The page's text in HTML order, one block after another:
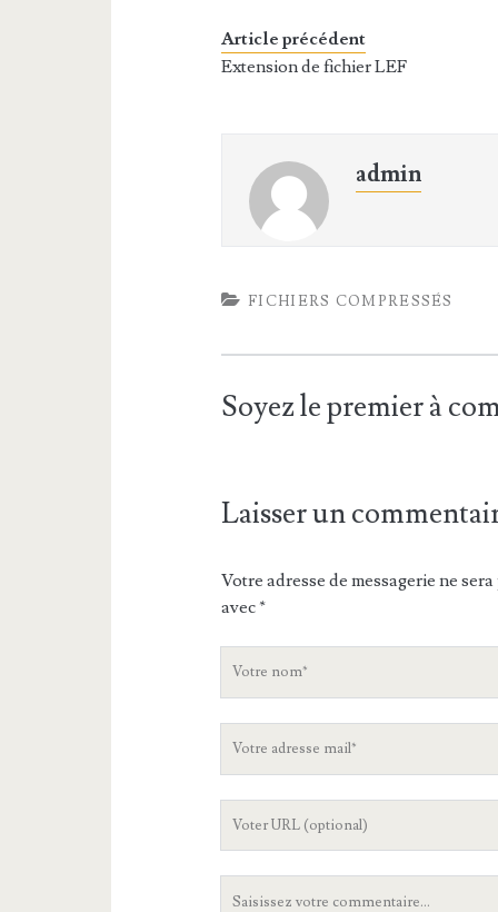
Article précédent
Extension de fichier LEF
admin
FICHIERS COMPRESSÉS
Soyez le premier à
Laisser un
Votre adresse de messagerie ne
avec*
V
n
m
V
a
L
RV